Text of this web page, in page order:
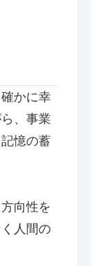
かに幸
、事業
憶の蓄
向性を
人間の